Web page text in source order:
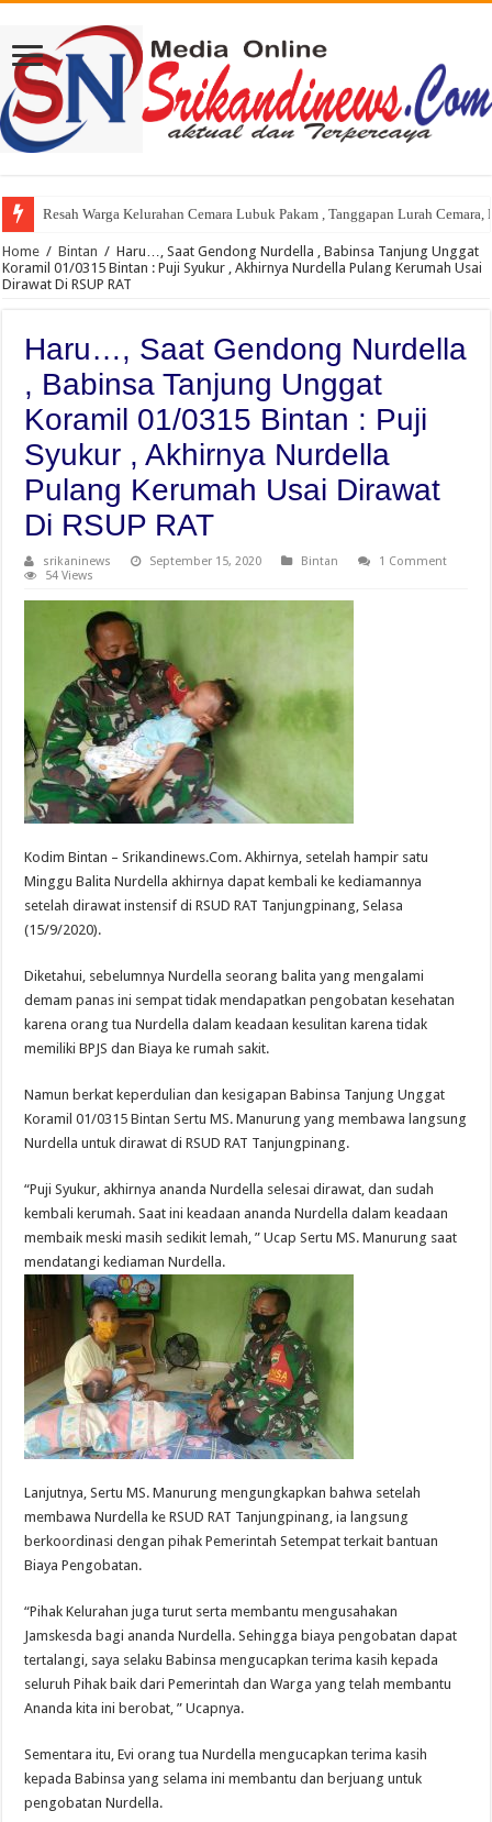
Resah Warga Kelurahan Cemara Lubuk Pakam , Tanggapan Lurah
Home / Bintan / Haru…, Saat Gendong Nurdella , Babinsa Tanjung Unggat
Koramil 01/0315 Bintan : Puji Syukur , Akhirnya Nurdella Pulang Kerumah Usai
Dirawat Di RSUP RAT
Haru…, Saat Gendong Nurdella
, Babinsa Tanjung Unggat
Koramil 01/0315 Bintan : Puji
Syukur , Akhirnya Nurdella
Pulang Kerumah Usai Dirawat
Di RSUP RAT
srikaninews September 15, 2020 Bintan
1 Comment
54 Views
Kodim Bintan – Srikandinews.Com. Akhirnya, setelah hampir satu
Minggu Balita Nurdella akhirnya dapat kembali ke kediamannya
setelah dirawat instensif di RSUD RAT Tanjungpinang, Selasa
(15/9/2020).
Diketahui, sebelumnya Nurdella seorang balita yang mengalami
demam panas ini sempat tidak mendapatkan pengobatan kesehatan
karena orang tua Nurdella dalam keadaan kesulitan karena tidak
memiliki BPJS dan Biaya ke rumah sakit.
Namun berkat keperdulian dan kesigapan Babinsa Tanjung Unggat
Koramil 01/0315 Bintan Sertu MS. Manurung yang membawa langsung
Nurdella untuk dirawat di RSUD RAT Tanjungpinang.
“Puji Syukur, akhirnya ananda Nurdella selesai dirawat, dan sudah
kembali kerumah. Saat ini keadaan ananda Nurdella dalam keadaan
membaik meski masih sedikit lemah, ” Ucap Sertu MS. Manurung saat
mendatangi kediaman Nurdella.
Lanjutnya, Sertu MS. Manurung mengungkapkan bahwa setelah
membawa Nurdella ke RSUD RAT Tanjungpinang, ia langsung
berkoordinasi dengan pihak Pemerintah Setempat terkait bantuan
Biaya Pengobatan.
“Pihak Kelurahan juga turut serta membantu mengusahakan
Jamskesda bagi ananda Nurdella. Sehingga biaya pengobatan dapat
tertalangi, saya selaku Babinsa mengucapkan terima kasih kepada
seluruh Pihak baik dari Pemerintah dan Warga yang telah membantu
Ananda kita ini berobat, ” Ucapnya.
Sementara itu, Evi orang tua Nurdella mengucapkan terima kasih
kepada Babinsa yang selama ini membantu dan berjuang untuk
pengobatan Nurdella.